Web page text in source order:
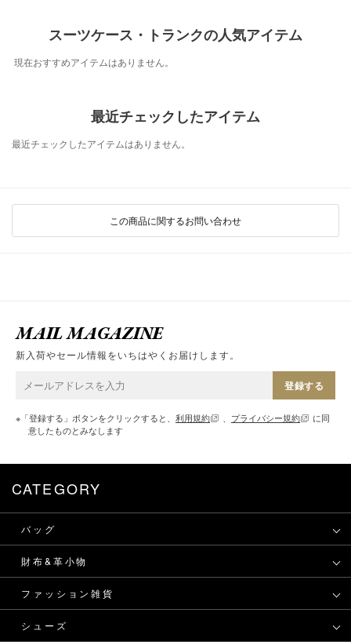
スーツケース・トランクの人気アイテム
現在おすすめアイテムはありません。
最近チェックしたアイテム
最近チェックしたアイテムはありません。
この商品に関するお問い合わせ
MAIL MAGAZINE
新入荷やセール情報をいちはやくお届けします。
登録する
※「登録する」ボタンをクリックすると、 利用規約 、 プライバシー規約
に同
意したものとみなします
CATEGORY
バッグ
財布&革小物
ファッション雑貨
シューズ